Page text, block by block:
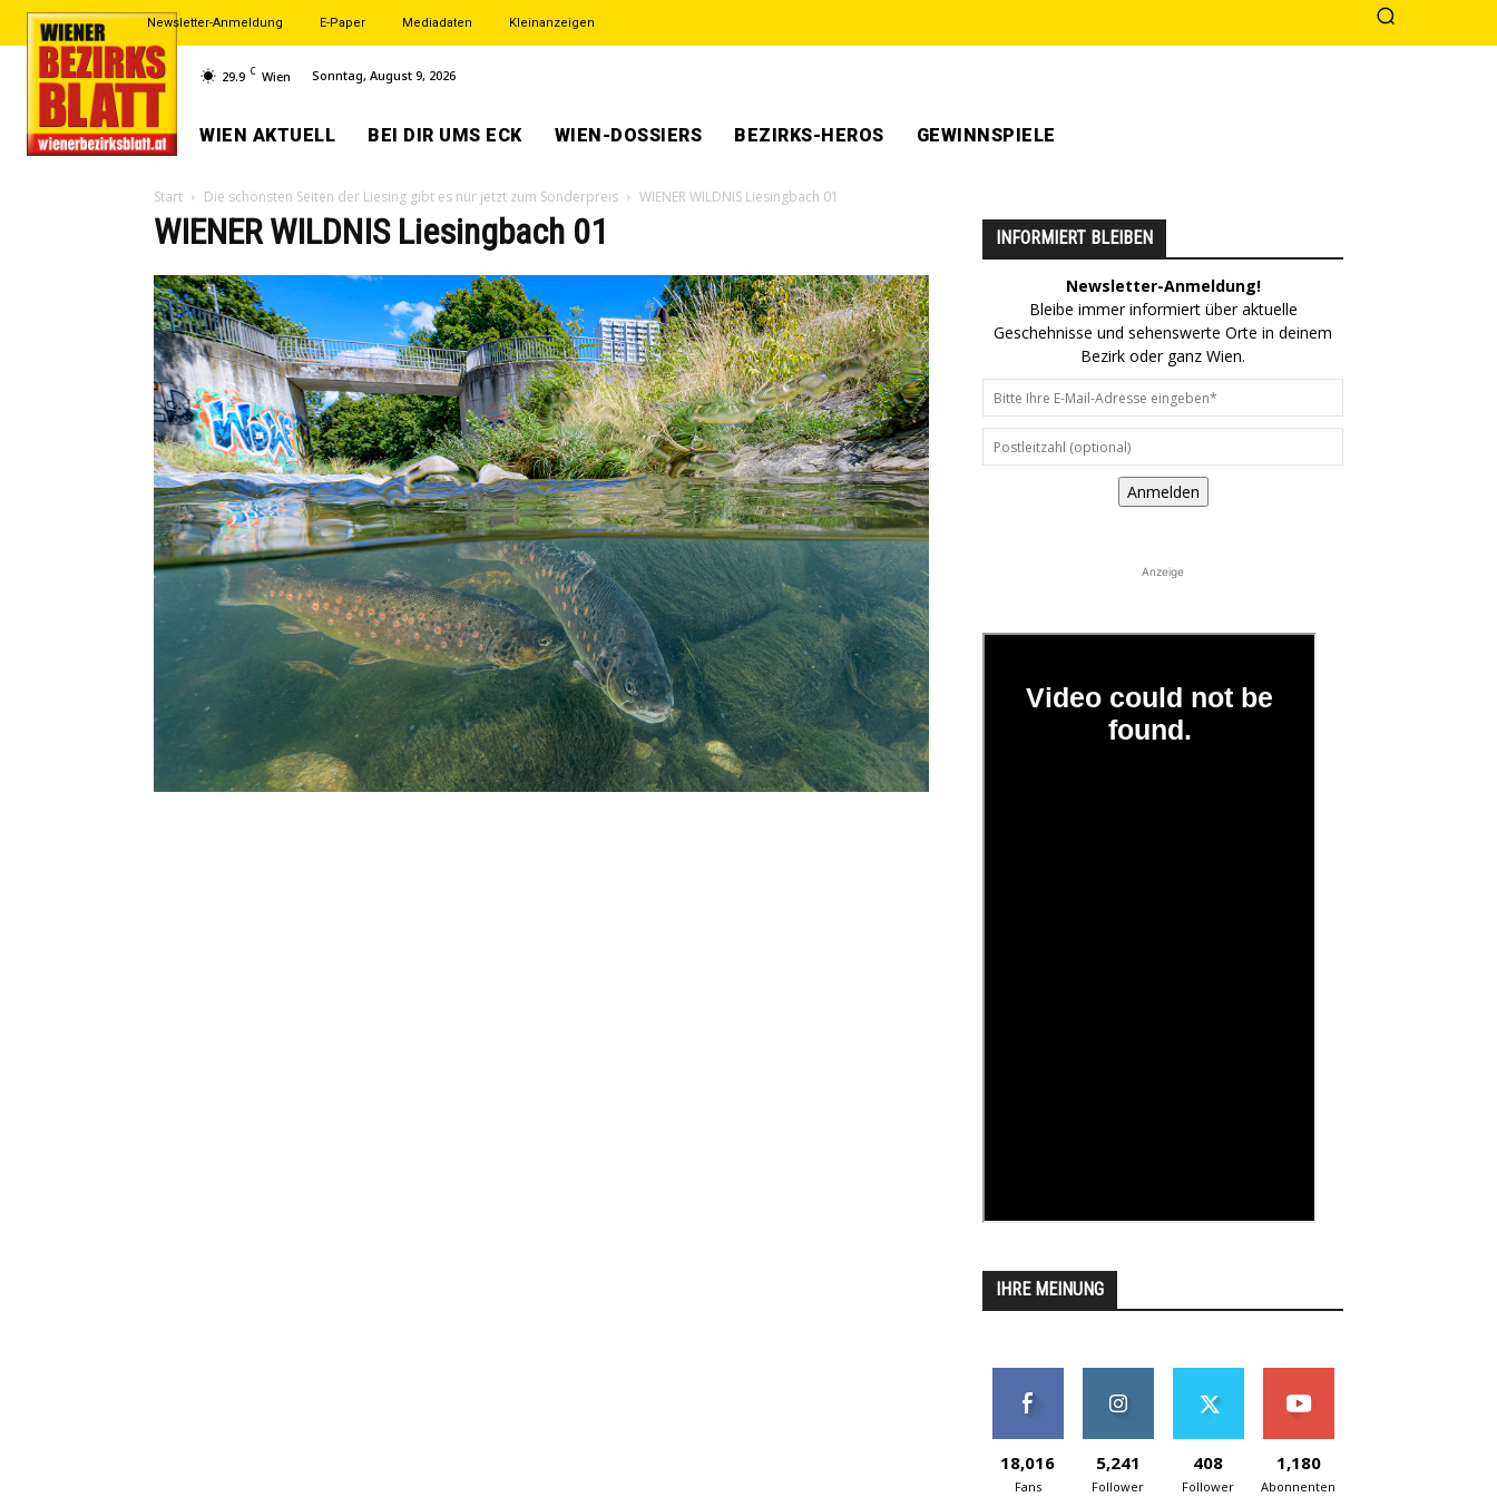
Newsletter-Anmeldung E-Paper Mediadaten Kleinanzeigen
29.9 C Wien Sonntag, August 9, 2026
WIEN AKTUELL BEI DIR UMS ECK WIEN-DOSSIERS BEZIRKS-HEROS GEWINNSPIELE
Start Die schönsten Seiten der Liesing gibt es nur jetzt zum Sonderpreis WIENER WILDNIS Liesingbach 01
WIENER WILDNIS Liesingbach 01 INFORMIERT BLEIBEN
Newsletter-Anmeldung!
Bleibe immer informiert über aktuelle
Geschehnisse und sehenswerte Orte in deinem
Bezirk oder ganz Wien.
Anmelden
Anzeige
IHRE MEINUNG
18,016
Fans
5,241
Follower
408
Follower
1,180
Abonnenten